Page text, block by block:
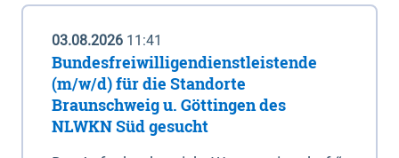
03.08.2026 11:41
Bundesfreiwilligendienstleistende
(m/w/d) für die Standorte
Braunschweig u. Göttingen des
NLWKN Süd gesucht